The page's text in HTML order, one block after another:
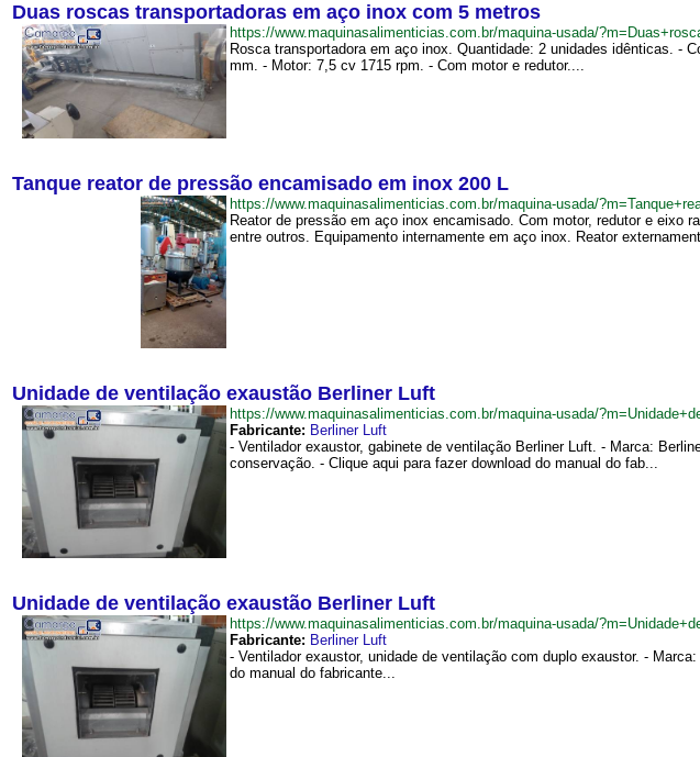
Duas roscas transportadoras em aço inox com 5 metros
https://www.maquinasalimenticias.com.br/maquina-usada/
Rosca transportadora em aço inox. Quantidade: 2 unidades idênticas. -
mm. - Motor: 7,5 cv 1715 rpm. - Com motor e redutor....
Tanque reator de pressão encamisado em inox 200 L
https://www.maquinasalimenticias.com.br/maquina-usada/
Reator de pressão em aço inox encamisado. Com motor, redutor e eixo
entre outros. Equipamento internamente em aço inox. Reator
Unidade de ventilação exaustão Berliner Luft
https://www.maquinasalimenticias.com.br/maquina-usada/
Fabricante: Berliner Luft
- Ventilador exaustor, gabinete de ventilação Berliner Luft. - Marca:
conservação. - Clique aqui para fazer download do manual do fab...
Unidade de ventilação exaustão Berliner Luft
https://www.maquinasalimenticias.com.br/maquina-usada/
Fabricante: Berliner Luft
- Ventilador exaustor, unidade de ventilação com duplo exaustor. -
do manual do fabricante...